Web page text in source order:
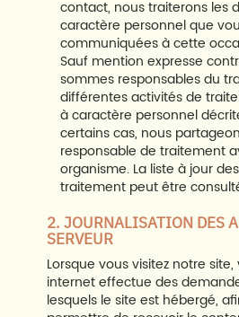
contact, nous traiterons les
caractère personnel que
communiquées à cette
Sauf mention expresse
sommes responsables du
différentes activités de
à caractère personnel
certains cas, nous
responsable de traitement
organisme. La liste à jour
traitement peut être
2. JOURNALISATION DES
SERVEUR
Lorsque vous visitez notre
internet effectue des
lesquels le site est hébergé,